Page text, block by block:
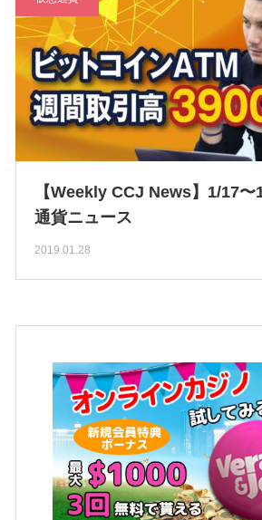
【Weekly CCJ News】1/17〜
通貨ニュース
2019.01.28